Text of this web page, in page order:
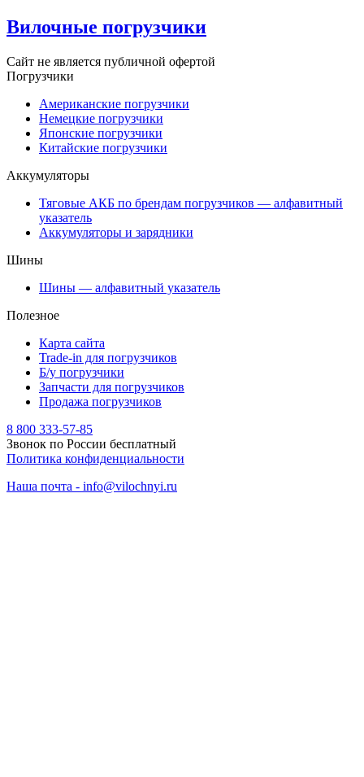
Вилочные погрузчики
Сайт не является публичной офертой
Погрузчики
Американские погрузчики
Немецкие погрузчики
Японские погрузчики
Китайские погрузчики
Аккумуляторы
Тяговые АКБ по брендам погрузчиков — алфавитный
указатель
Аккумуляторы и зарядники
Шины
Шины — алфавитный указатель
Полезное
Карта сайта
Trade-in для погрузчиков
Б/у погрузчики
Запчасти для погрузчиков
Продажа погрузчиков
8 800 333-57-85
Звонок по России бесплатный
Политика конфиденциальности
Наша почта - info@vilochnyi.ru